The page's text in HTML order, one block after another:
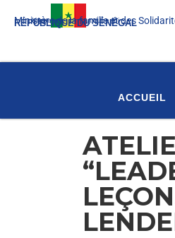
RÉPUBLIQUE DU SÉNÉGAL
Un peuple, Un but, Une foi
Ministère de la famille et des
ACCUEIL